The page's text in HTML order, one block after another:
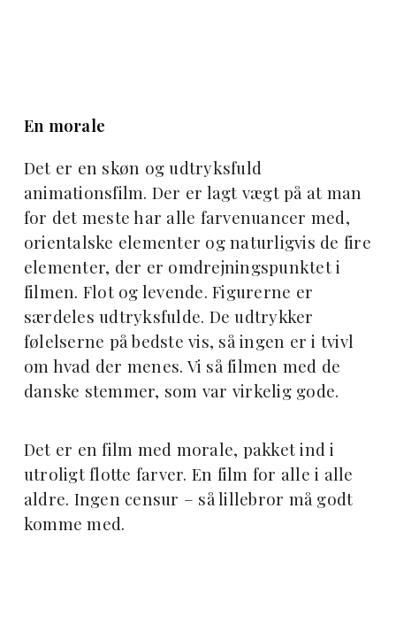
En morale
Det er en skøn og udtryksfuld
animationsfilm. Der er lagt vægt på at man
for det meste har alle farvenuancer med,
orientalske elementer og naturligvis de fire
elementer, der er omdrejningspunktet i
filmen. Flot og levende. Figurerne er
særdeles udtryksfulde. De udtrykker
følelserne på bedste vis, så ingen er i tvivl
om hvad der menes. Vi så filmen med de
danske stemmer, som var virkelig gode.
Det er en film med morale, pakket ind i
utroligt flotte farver. En film for alle i alle
aldre. Ingen censur – så lillebror må godt
komme med.